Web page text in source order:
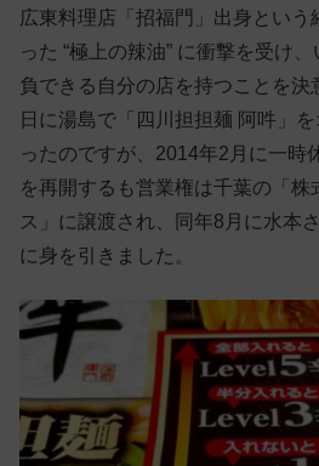
広東料理店「招福門」出身とい
った “極上の辣油” に衝撃を受け
負できる自分の店を持つことを
日に湯島で「四川担担麺 阿吽」
ったのですが、2014年2月に一時
を再開するも営業権は千葉の「株
ス」に譲渡され、同年8月に水本
に身を引きました。